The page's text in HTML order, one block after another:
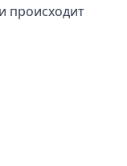
происходит